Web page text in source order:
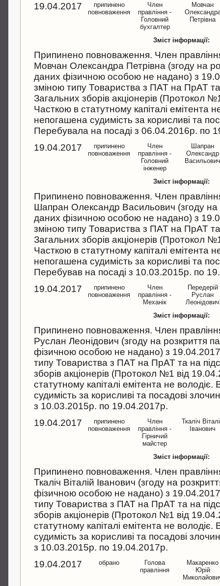
19.04.2017
припинено
повноваження
Член
правління -
Головний
бухгалтер
Мовчан
Петрівна
Зміст інформації:
Припинено повноваження. Член
Мовчан Олександра Петрівна (згоду на
даних фізичною особою не надано) з
зміною типу Товариства з ПАТ на ПрАТ та
Загальних зборів акціонерів (Протокол
Часткою в статутному капіталі емітента
непогашена судимість за корисливі та
Перебувала на посаді з 06.04.2016р. по
19.04.2017
припинено
повноваження
Член
правління -
Головний
інженер
Шапран
Олександр
Зміст інформації:
Припинено повноваження. Член
Шапран Олександр Васильович (згоду на
даних фізичною особою не надано) з
зміною типу Товариства з ПАТ на ПрАТ та
Загальних зборів акціонерів (Протокол
Часткою в статутному капіталі емітента
непогашена судимість за корисливі та
Перебував на посаді з 10.03.2015р. по
19.04.2017
припинено
повноваження
Член
правління -
Механік
Передерій
Руслан
Леонідович
Зміст інформації:
Припинено повноваження. Член
Руслан Леонідович (згоду на розкриття
фізичною особою не надано) з
типу Товариства з ПАТ на ПрАТ та на
зборів акціонерів (Протокол №1 від
статутному капіталі емітента не
судимість за корисливі та посадові
з 10.03.2015р. по 19.04.2017р.
19.04.2017
припинено
повноваження
Член
правління -
Гірничий
майстер
Ткаліч
Іванович
Зміст інформації:
Припинено повноваження. Член
Ткаліч Віталій Іванович (згоду на
фізичною особою не надано) з
типу Товариства з ПАТ на ПрАТ та на
зборів акціонерів (Протокол №1 від
статутному капіталі емітента не
судимість за корисливі та посадові
з 10.03.2015р. по 19.04.2017р.
19.04.2017
обрано
Голова
правління
Макаренко
Юрій